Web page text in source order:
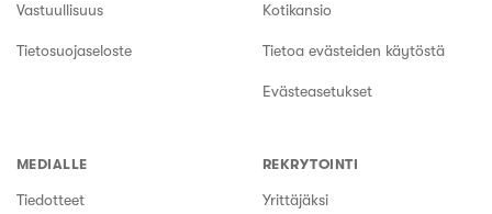
Vastuullisuus
Tietosuojaseloste
Kotikansio
Tietoa evästeiden käytöstä
Evästeasetukset
MEDIALLE
Tiedotteet
REKRYTOINTI
Yrittäjäksi